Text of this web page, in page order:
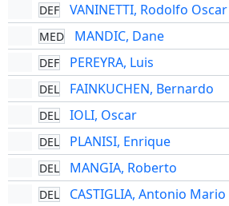
DEF VANINETTI, Rodolfo Oscar
MED MANDIC, Dane
DEF PEREYRA, Luis
DEL FAINKUCHEN, Bernardo
DEL IOLI, Oscar
DEL PLANISI, Enrique
DEL MANGIA, Roberto
DEL CASTIGLIA, Antonio Mario